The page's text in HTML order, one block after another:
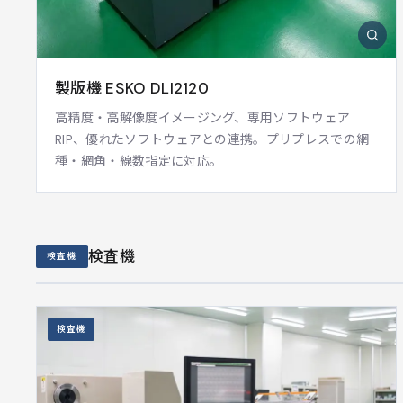
製版機 ESKO DLI2120
高精度・高解像度イメージング、専用ソフトウェア
RIP、優れたソフトウェアとの連携。プリプレスでの網
種・網角・線数指定に対応。
検査機 検査機
検査機